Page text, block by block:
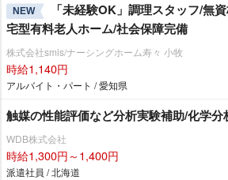
NEW
「未経験OK」調理スタッフ/無
宅型有料老人ホーム/社会保障完備
株式会社smis/ナーシングホーム寿々 小牧
時給1,140円
アルバイト・パート / 愛知県
触媒の性能評価など分析実験補助/化学分
WDB株式会社
時給1,300円～1,400円
派遣社員 / 北海道